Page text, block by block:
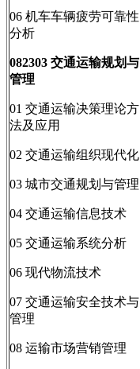
06 机车车辆疲劳可靠性
分析
082303 交通运输规划与
管理
01 交通运输决策理论方
法及应用
02 交通运输组织现代化
03 城市交通规划与管理
04 交通运输信息技术
05 交通运输系统分析
06 现代物流技术
07 交通运输安全技术与
管理
08 运输市场营销管理